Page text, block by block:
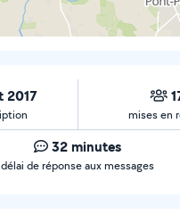
2017
mises en
32 minutes
délai de réponse aux messages